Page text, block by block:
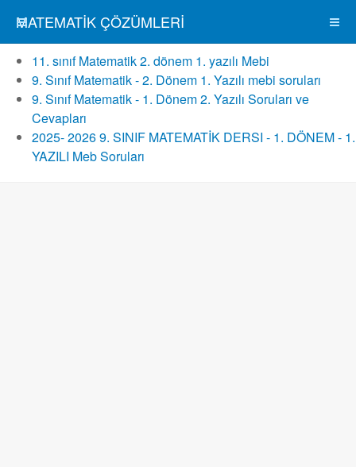
MATEMATIK ÇÖZÜMLERI
11. sınıf Matematik 2. dönem 1. yazılı Mebi
9. Sınıf Matematik - 2. Dönem 1. Yazılı mebi soruları
9. Sınıf Matematik - 1. Dönem 2. Yazılı Soruları ve
Cevapları
2025- 2026 9. SINIF MATEMATİK DERSI - 1. DÖNEM - 1.
YAZILI Meb Soruları